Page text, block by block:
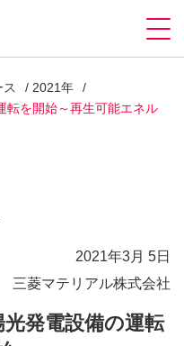
2021年
転を開始～再生可能エネル
2021年3月 5日
三菱マテリアル株式会社
発電設備の運転